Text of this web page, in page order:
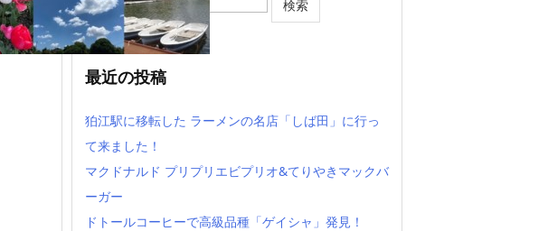
最近の投稿
狛江駅に移転した ラーメンの名店「しば田」に行っ
て来ました！
マクドナルド プリプリエビプリオ&てりやきマックバ
ーガー
ドトールコーヒーで高級品種「ゲイシャ」発見！